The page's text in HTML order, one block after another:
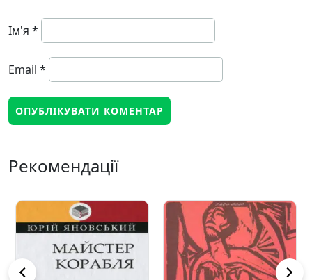
Ім'я *
Email *
Рекомендації